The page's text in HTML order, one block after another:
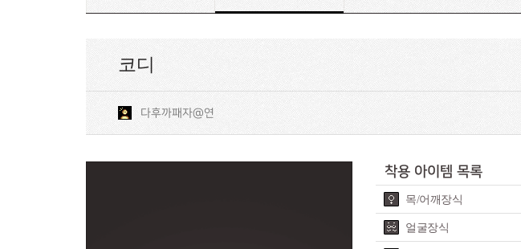
코디
다후까패자@연
착용 아이템 목록
목/어깨장식
얼굴장식